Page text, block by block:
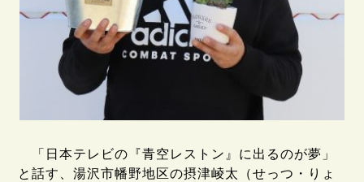
「日本テレビの『青空レストン』に出るのが夢」
と話す、湯沢市幡野地区の摂津崚太（せっつ・りょ